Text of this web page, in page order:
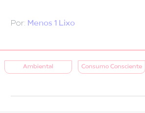
Menos 1 Lixo
Por:
Ambiental Consumo Consciente